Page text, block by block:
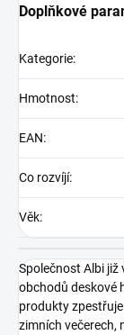
Doplňkové
Kategorie:
Hmotnost:
EAN:
Co rozvíjí:
Věk:
Společnost Albi již
obchodů deskové
produkty
zimních večerech,